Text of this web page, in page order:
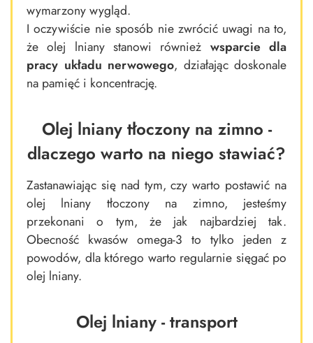
wymarzony wygląd.
I oczywiście nie sposób nie zwrócić uwagi na to,
że olej lniany stanowi również wsparcie dla
pracy układu nerwowego, działając doskonale
na pamięć i koncentrację.
Olej lniany tłoczony na zimno -
dlaczego warto na niego stawiać?
Zastanawiając się nad tym, czy warto postawić na
olej lniany tłoczony na zimno, jesteśmy
przekonani o tym, że jak najbardziej tak.
Obecność kwasów omega-3 to tylko jeden z
powodów, dla którego warto regularnie sięgać po
olej lniany.
Olej lniany - transport